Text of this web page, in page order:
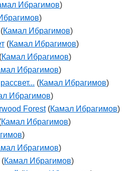
Ибрагимов)
)
(Камал Ибрагимов)
(Камал Ибрагимов)
(Камал Ибрагимов)
Ибрагимов)
(Камал Ибрагимов)
Ибрагимов)
Forest(Камал Ибрагимов)
Камал Ибрагимов)
)
Ибрагимов)
(Камал Ибрагимов)